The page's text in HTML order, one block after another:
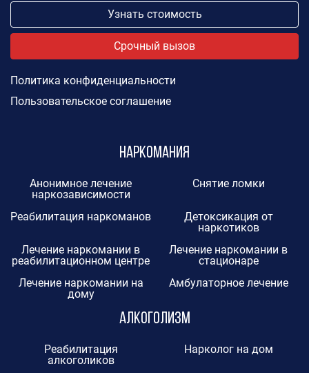
Узнать стоимость
Срочный вызов
Политика конфиденциальности
Пользовательское соглашение
Наркомания
Анонимное лечение
наркозависимости
Снятие ломки
Реабилитация наркоманов
Детоксикация от
наркотиков
Лечение наркомании в
реабилитационном центре
Лечение наркомании в
стационаре
Лечение наркомании на
дому
Амбулаторное лечение
Алкоголизм
Реабилитация
алкоголиков
Нарколог на дом